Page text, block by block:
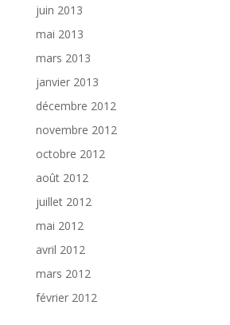
juin 2013
mai 2013
mars 2013
janvier 2013
décembre 2012
novembre 2012
octobre 2012
août 2012
juillet 2012
mai 2012
avril 2012
mars 2012
février 2012